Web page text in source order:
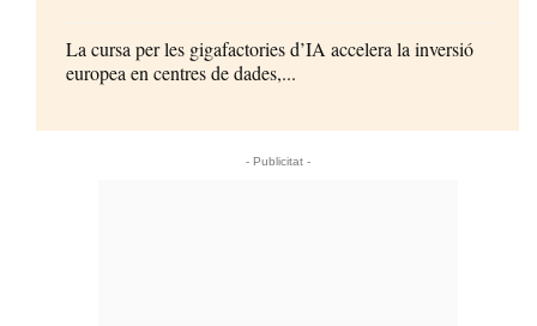
La cursa per les gigafactories d’IA accelera la inversió
europea en centres de dades,...
- Publicitat -